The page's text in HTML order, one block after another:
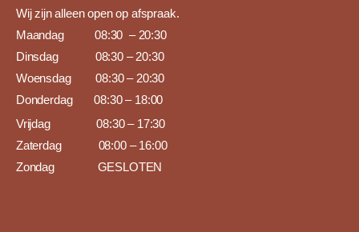
Wij zijn alleen open op afspraak.
Maandag 08:30 – 20:30
Dinsdag 08:30– 20:30
Woensdag 08:30– 20:30
Donderdag08:30– 18:00
Vrijdag 08:30– 17:30
Zaterdag 08:00– 16:00
Zondag GESLOTEN